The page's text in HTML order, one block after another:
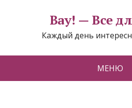
Вау! — Все
Каждый день
МЕНЮ